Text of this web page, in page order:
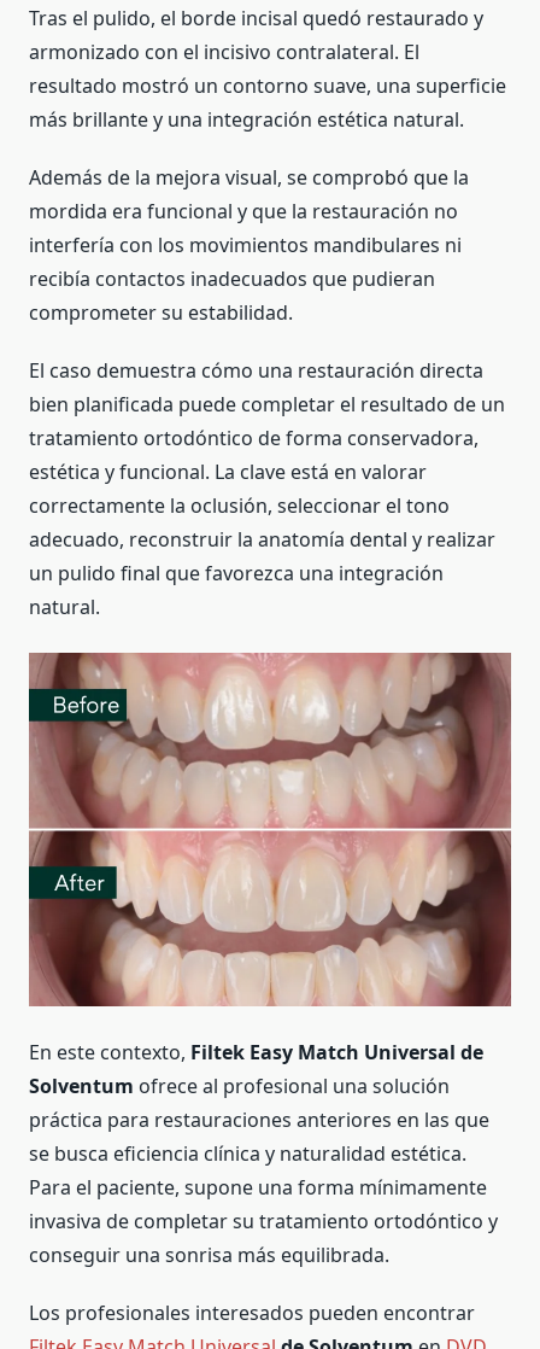
Tras el pulido, el borde incisal quedó restaurado y
armonizado con el incisivo contralateral. El
resultado mostró un contorno suave, una superficie
más brillante y una integración estética natural.
Además de la mejora visual, se comprobó que la
mordida era funcional y que la restauración no
interfería con los movimientos mandibulares ni
recibía contactos inadecuados que pudieran
comprometer su estabilidad.
El caso demuestra cómo una restauración directa
bien planificada puede completar el resultado de un
tratamiento ortodóntico de forma conservadora,
estética y funcional. La clave está en valorar
correctamente la oclusión, seleccionar el tono
adecuado, reconstruir la anatomía dental y realizar
un pulido final que favorezca una integración
natural.
En este contexto, Filtek Easy Match Universal de
Solventum ofrece al profesional una solución
práctica para restauraciones anteriores en las que
se busca eficiencia clínica y naturalidad estética.
Para el paciente, supone una forma mínimamente
invasiva de completar su tratamiento ortodóntico y
conseguir una sonrisa más equilibrada.
Los profesionales interesados pueden encontrar